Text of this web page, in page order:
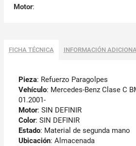
Motor:
FICHA TÉCNICA INFORMACIÓN
Pieza: Refuerzo Paragolpes
Vehículo: Mercedes-Benz Clase C
01.2001-
Motor: SIN DEFINIR
Color: SIN DEFINIR
Estado: Material de segunda mano
Ubicación: Almacenada